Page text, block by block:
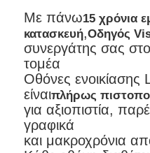
Με πάνω15 χρόνια
κατασκευή,Οδηγός
συνεργάτης σας
τομέα
Οθόνες ενοικίασης
είναιπλήρως
για αξιοπιστία,
γραφικά
και μακροχρόνια